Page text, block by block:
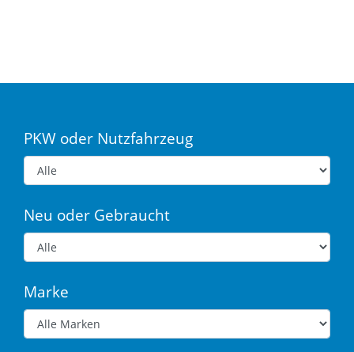
PKW oder Nutzfahrzeug
Neu oder Gebraucht
Marke